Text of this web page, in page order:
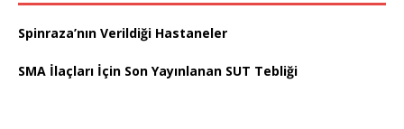
Spinraza’nın Verildiği Hastaneler
SMA İlaçları İçin Son Yayınlanan SUT Tebliği